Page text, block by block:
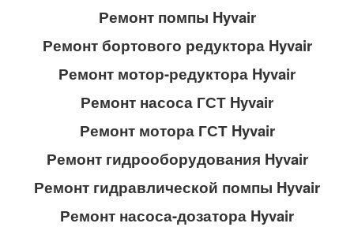
Ремонт помпы Hyvair
Ремонт бортового редуктора Hyvair
Ремонт мотор-редуктора Hyvair
Ремонт насоса ГСТ Hyvair
Ремонт мотора ГСТ Hyvair
Ремонт гидрооборудования Hyvair
Ремонт гидравлической помпы Hyvair
Ремонт насоса-дозатора Hyvair